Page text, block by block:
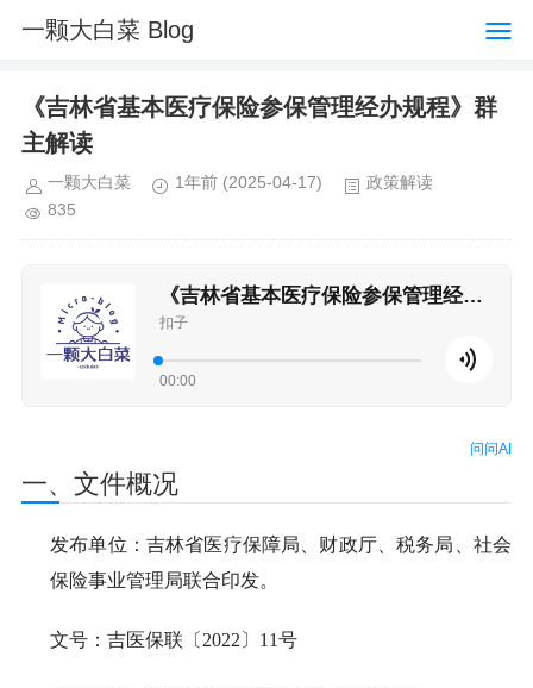
一颗大白菜 Blog
《吉林省基本医疗保险参保管理经办规程》群
主解读
一颗大白菜 1年前 (2025-04-17)
政策解读
835
《吉林省基本医疗保险参保管理经办规程》
扣子
00:00
问问AI
一、文件概况
发布单位：吉林省医疗保障局、财政厅、税务局、社会
保险事业管理局联合印发。
文号：吉医保联〔2022〕11号